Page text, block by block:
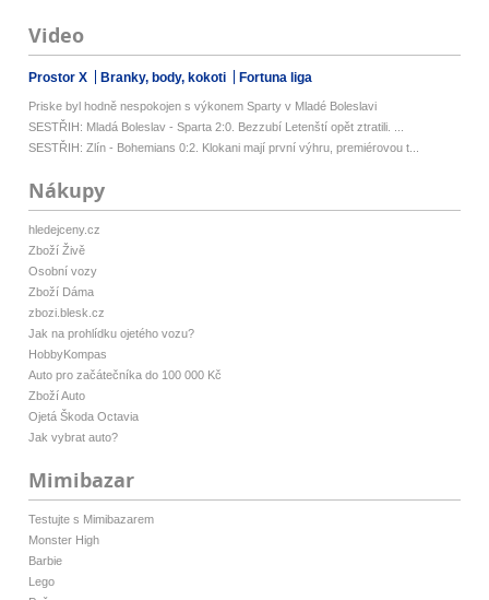
Video
Prostor X Branky, body, kokoti Fortuna liga
Priske byl hodně nespokojen s výkonem Sparty v Mladé Boleslavi
SESTŘIH: Mladá Boleslav - Sparta 2:0. Bezzubí Letenští opět ztratili. ...
SESTŘIH: Zlín - Bohemians 0:2. Klokani mají první výhru, premiérovou t...
Nákupy
hledejceny.cz
Zboží Živě
Osobní vozy
Zboží Dáma
zbozi.blesk.cz
Jak na prohlídku ojetého vozu?
HobbyKompas
Auto pro začátečníka do 100 000 Kč
Zboží Auto
Ojetá Škoda Octavia
Jak vybrat auto?
Mimibazar
Testujte s Mimibazarem
Monster High
Barbie
Lego